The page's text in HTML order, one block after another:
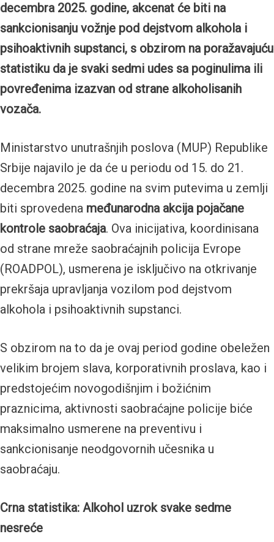
decembra 2025. godine, akcenat će biti na
sankcionisanju vožnje pod dejstvom alkohola i
psihoaktivnih supstanci, s obzirom na poražavajuću
statistiku da je svaki sedmi udes sa poginulima ili
povređenima izazvan od strane alkoholisanih
vozača.
Ministarstvo unutrašnjih poslova (MUP) Republike
Srbije najavilo je da će u periodu od 15. do 21.
decembra 2025. godine na svim putevima u zemlji
biti sprovedena međunarodna akcija pojačane
kontrole saobraćaja. Ova inicijativa, koordinisana
od strane mreže saobraćajnih policija Evrope
(ROADPOL), usmerena je isključivo na otkrivanje
prekršaja upravljanja vozilom pod dejstvom
alkohola i psihoaktivnih supstanci.
S obzirom na to da je ovaj period godine obeležen
velikim brojem slava, korporativnih proslava, kao i
predstojećim novogodišnjim i božićnim
praznicima, aktivnosti saobraćajne policije biće
maksimalno usmerene na preventivu i
sankcionisanje neodgovornih učesnika u
saobraćaju.
Crna statistika: Alkohol uzrok svake sedme
nesreće